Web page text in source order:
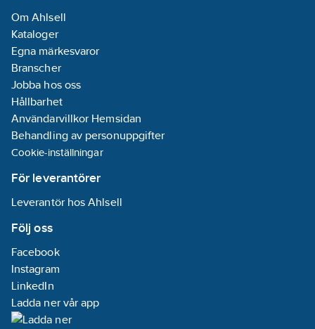
artikelnr:
4048962199932
Materialklass
Om Ahlsell
Kataloger
Egna märkesvaror
Branscher
Jobba hos oss
Hållbarhet
Användarvillkor Hemsidan
Behandling av personuppgifter
Cookie-inställningar
För leverantörer
Leverantör hos Ahlsell
Följ oss
Facebook
Instagram
LinkedIn
Ladda ner vår app